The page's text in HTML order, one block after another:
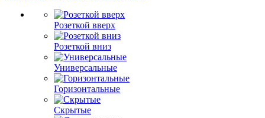
Розеткой вверх
Розеткой вниз
Универсальные
Горизонтальные
Скрытые